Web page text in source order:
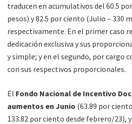
traducen en acumulativos del 60.5
pesos) y 82.5 por ciento (Julio – 330
respectivamente. En el primer caso
dedicación exclusiva y sus
y simple; y en el segundo, por cargo
con sus respectivos proporcionales.
El Fondo Nacional de Incentivo
aumentos en Junio (63.89 por
133.82 por ciento desde febrero/23),